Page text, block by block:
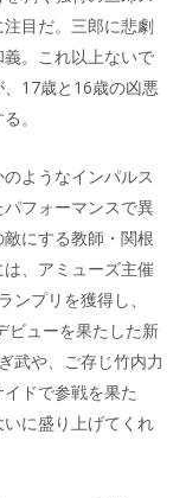
目だ。三郎に悲劇
。これ以上ないで
17歳と16歳の凶悪
。
ようなインパルス
フォーマンスで異
にする教師・関根
、アミューズ主催
プリを獲得し、
ビューを果たした新
武や、ご存じ竹内力
ドで参戦を果た
に盛り上げてくれ